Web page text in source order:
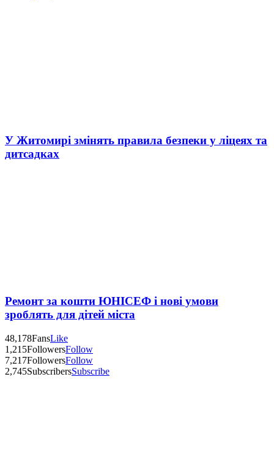
У Житомирі змінять правила безпеки у ліцеях та
дитсадках
Ремонт за кошти ЮНІСЕФ і нові умови
зроблять для дітей міста
48,178FansLike
1,215FollowersFollow
7,217FollowersFollow
2,745SubscribersSubscribe